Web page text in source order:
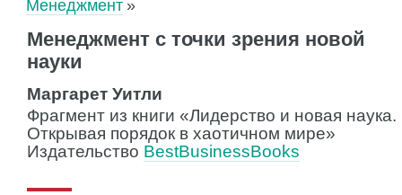
Менеджмент
Менеджмент с точки зрения новой
науки
Маргарет Уитли
Фрагмент из книги «Лидерство и новая наука.
Открывая порядок в хаотичном мире»
Издательство BestBusinessBooks